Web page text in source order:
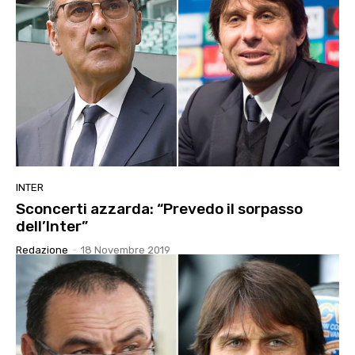
INTER
Sconcerti azzarda: “Prevedo il sorpasso
dell’Inter”
Redazione - 18 Novembre 2019